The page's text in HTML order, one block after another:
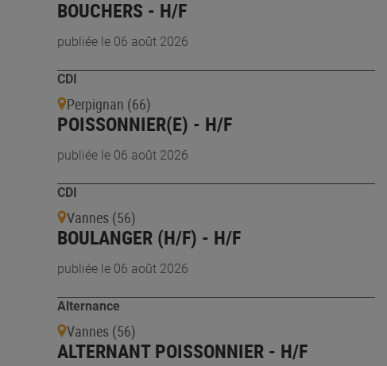
BOUCHERS - H/F
publiée le 06 août 2026
CDI
Perpignan (66)
POISSONNIER(E) - H/F
publiée le 06 août 2026
CDI
Vannes (56)
BOULANGER (H/F) - H/F
publiée le 06 août 2026
Alternance
Vannes (56)
ALTERNANT POISSONNIER - H/F